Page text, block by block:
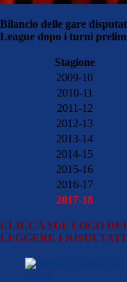
Bilancio delle gare
League dopo i turni
Stagione
2009-10
2010-11
2011-12
2012-13
2013-14
2014-15
2015-16
2016-17
2017-18
CLICCA SUL LOGO
LEGGERE I